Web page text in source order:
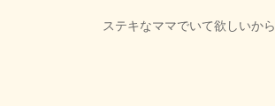
ステキなママでいて欲しいから